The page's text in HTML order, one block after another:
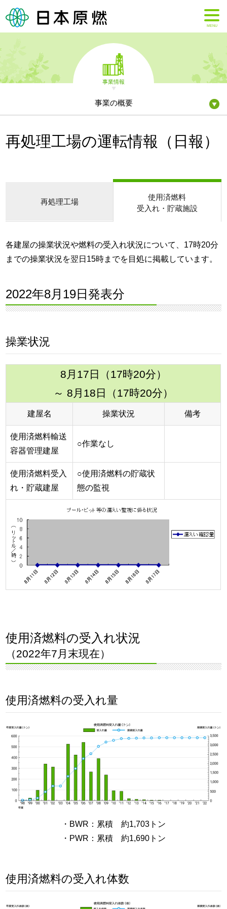
MENU
事業情報
事業の概要
再処理工場の運転情報（日報）
再処理工場
使用済燃料
受入れ・貯蔵施設
各建屋の操業状況や燃料の受入れ状況について、17時20分
までの操業状況を翌日15時までを目処に掲載しています。
2022年8月19日発表分
操業状況
8月17日（17時20分）
～ 8月18日（17時20分）
建屋名 操業状況 備考
使用済燃料輸送
容器管理建屋
○作業なし
使用済燃料受入
れ・貯蔵建屋
○使用済燃料の貯蔵状
態の監視
使用済燃料の受入れ状況
（2022年7月末現在）
使用済燃料の受入れ量
・BWR：累積 約1,703トン
・PWR：累積 約1,690トン
使用済燃料の受入れ体数